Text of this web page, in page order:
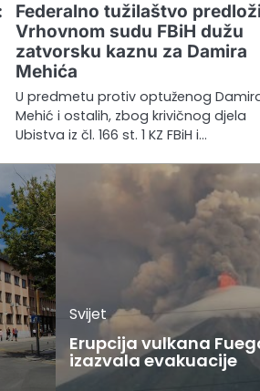
Federalno tužilaštvo
Vrhovnom sudu FBiH dužu
zatvorsku kaznu za Damira
Mehića
U predmetu protiv optuženog
Mehić i ostalih, zbog krivičnog djela
Ubistva iz čl. 166 st. 1 KZ FBiH i…
Svijet
Erupcija vulkana
izazvala evakuacije